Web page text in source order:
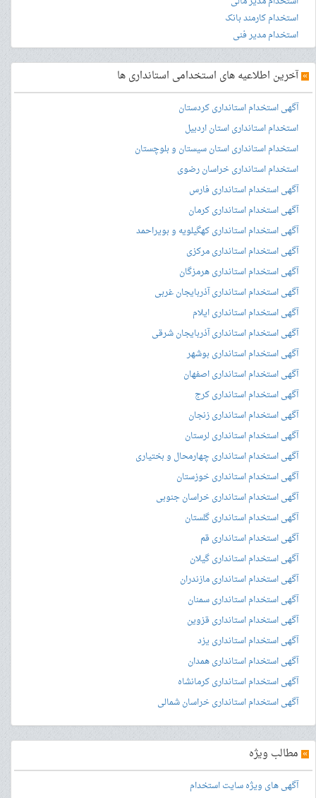
استخدام کارمند بانک
استخدام مدیر فنی
»آخرین اطلاعیه های استخدامی استانداری ها
آگهی استخدام استانداری کردستان
استخدام استانداری استان اردبیل
استخدام استانداری استان سیستان و بلوچستان
استخدام استانداری خراسان رضوی
آگهی استخدام استانداری فارس
آگهی استخدام استانداری کرمان
آگهی استخدام استانداری کهگیلویه و بویراحمد
آگهی استخدام استانداری مرکزی
آگهی استخدام استانداری هرمزگان
آگهی استخدام استانداری آذربایجان غربی
آگهی استخدام استانداری ایلام
آگهی استخدام استانداری آذربایجان شرقی
آگهی استخدام استانداری بوشهر
آگهی استخدام استانداری اصفهان
آگهی استخدام استانداری کرج
آگهی استخدام استانداری زنجان
آگهی استخدام استانداری لرستان
آگهی استخدام استانداری چهارمحال و بختیاری
آگهی استخدام استانداری خوزستان
آگهی استخدام استانداری خراسان جنوبی
آگهی استخدام استانداری گلستان
آگهی استخدام استانداری قم
آگهی استخدام استانداری گیلان
آگهی استخدام استانداری مازندران
آگهی استخدام استانداری سمنان
آگهی استخدام استانداری قزوین
آگهی استخدام استانداری یزد
آگهی استخدام استانداری همدان
آگهی استخدام استانداری کرمانشاه
آگهی استخدام استانداری خراسان شمالی
» مطالب ویژه
آگهی های ویژه سایت استخدام